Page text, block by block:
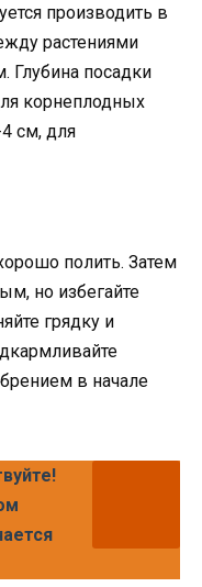
производить в
растениями
Глубина посадки
корнеплодных
см, для
полить. Затем
но избегайте
грядку и
в начале